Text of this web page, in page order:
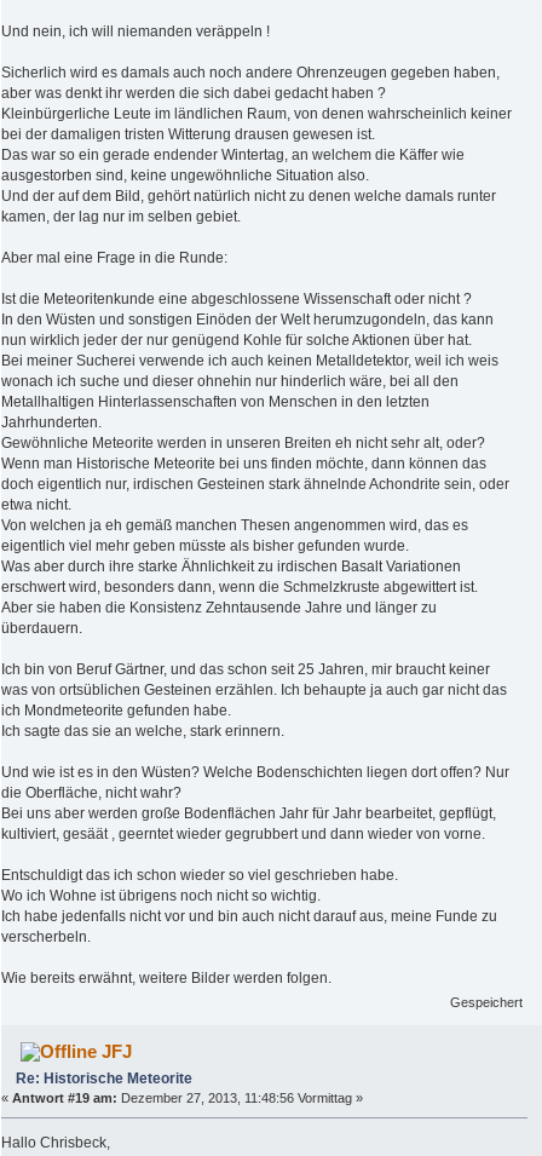
Und nein, ich will niemanden veräppeln !
Sicherlich wird es damals auch noch andere Ohrenzeugen gegeben haben,
aber was denkt ihr werden die sich dabei gedacht haben ?
Kleinbürgerliche Leute im ländlichen Raum, von denen wahrscheinlich keiner
bei der damaligen tristen Witterung drausen gewesen ist.
Das war so ein gerade endender Wintertag, an welchem die Käffer wie
ausgestorben sind, keine ungewöhnliche Situation also.
Und der auf dem Bild, gehört natürlich nicht zu denen welche damals runter
kamen, der lag nur im selben gebiet.
Aber mal eine Frage in die Runde:
Ist die Meteoritenkunde eine abgeschlossene Wissenschaft oder nicht ?
In den Wüsten und sonstigen Einöden der Welt herumzugondeln, das kann
nun wirklich jeder der nur genügend Kohle für solche Aktionen über hat.
Bei meiner Sucherei verwende ich auch keinen Metalldetektor, weil ich weis
wonach ich suche und dieser ohnehin nur hinderlich wäre, bei all den
Metallhaltigen Hinterlassenschaften von Menschen in den letzten
Jahrhunderten.
Gewöhnliche Meteorite werden in unseren Breiten eh nicht sehr alt, oder?
Wenn man Historische Meteorite bei uns finden möchte, dann können das
doch eigentlich nur, irdischen Gesteinen stark ähnelnde Achondrite sein, oder
etwa nicht.
Von welchen ja eh gemäß manchen Thesen angenommen wird, das es
eigentlich viel mehr geben müsste als bisher gefunden wurde.
Was aber durch ihre starke Ähnlichkeit zu irdischen Basalt Variationen
erschwert wird, besonders dann, wenn die Schmelzkruste abgewittert ist.
Aber sie haben die Konsistenz Zehntausende Jahre und länger zu
überdauern.
Ich bin von Beruf Gärtner, und das schon seit 25 Jahren, mir braucht keiner
was von ortsüblichen Gesteinen erzählen. Ich behaupte ja auch gar nicht das
ich Mondmeteorite gefunden habe.
Ich sagte das sie an welche, stark erinnern.
Und wie ist es in den Wüsten? Welche Bodenschichten liegen dort offen? Nur
die Oberfläche, nicht wahr?
Bei uns aber werden große Bodenflächen Jahr für Jahr bearbeitet, gepflügt,
kultiviert, gesäät , geerntet wieder gegrubbert und dann wieder von vorne.
Entschuldigt das ich schon wieder so viel geschrieben habe.
Wo ich Wohne ist übrigens noch nicht so wichtig.
Ich habe jedenfalls nicht vor und bin auch nicht darauf aus, meine Funde zu
verscherbeln.
Wie bereits erwähnt, weitere Bilder werden folgen.
Gespeichert
JFJ
Re: Historische Meteorite
« Antwort #19 am: Dezember 27, 2013, 11:48:56 Vormittag »
Hallo Chrisbeck,